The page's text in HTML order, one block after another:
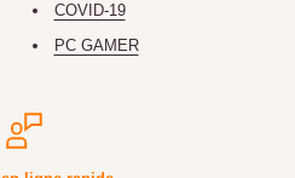
COVID-19
PC GAMER